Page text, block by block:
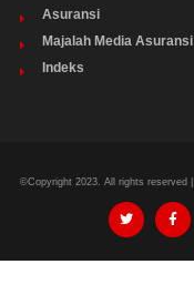
Asuransi
Majalah Media Asuransi
Indeks
©Copyright 2023. All rights reserved |